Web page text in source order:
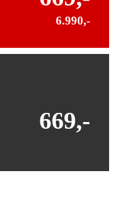
6.990,-
669,-